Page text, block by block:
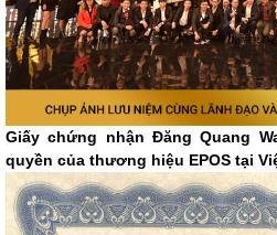
Giấy chứng nhận Đăng Quang
quyền của thương hiệu EPOS tại